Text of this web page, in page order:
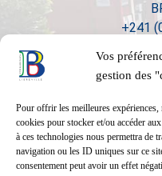
Vos
gestion des
Pour offrir les meilleures
cookies pour stocker et/ou accéder
à ces technologies nous permettra de
navigation ou les ID uniques sur ce
consentement peut avoir un effet
+241